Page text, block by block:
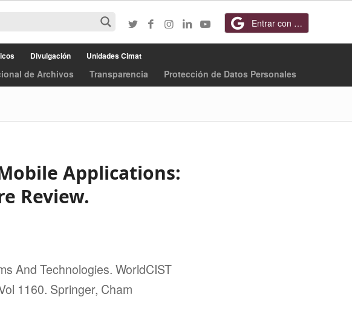
Entrar con Google
Divulgación Unidades Cimat
de Archivos Transparencia Protección de Datos Personales
Applications:
Review.
And Technologies. WorldCIST
1160. Springer, Cham